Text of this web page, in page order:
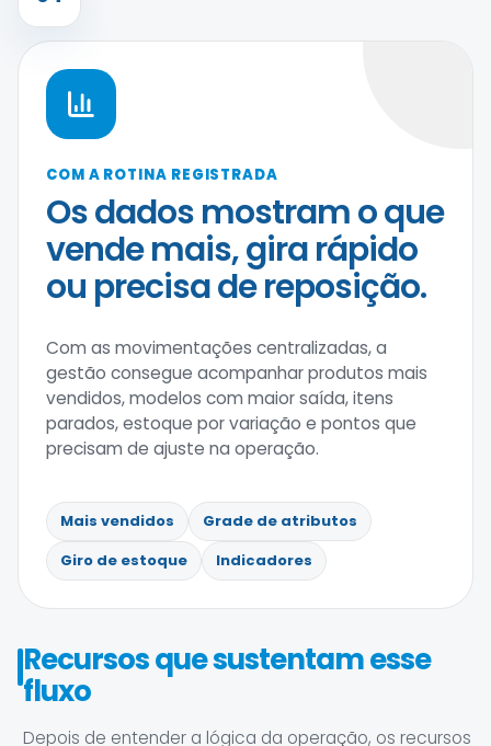
COM A ROTINA REGISTRADA
Os dados mostram o que
vende mais, gira rápido
ou precisa de reposição.
Com as movimentações centralizadas, a
gestão consegue acompanhar produtos mais
vendidos, modelos com maior saída, itens
parados, estoque por variação e pontos que
precisam de ajuste na operação.
Mais vendidos
Grade de atributos
Giro de estoque
Indicadores
Recursos que sustentam esse
fluxo
Depois de entender a lógica da operação, os recursos